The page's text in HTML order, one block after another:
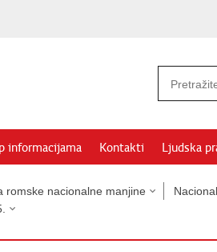
informacijama Kontakti Ljudska
romske nacionalne manjine